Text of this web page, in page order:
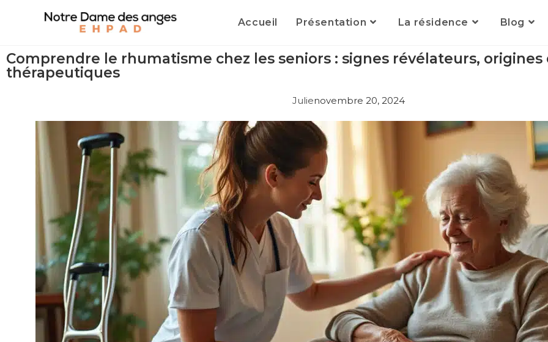
Accueil Présentation La résidence Blog
Comprendre le rhumatisme chez les seniors : signes révélateurs,
thérapeutiques
Julienovembre 20, 2024